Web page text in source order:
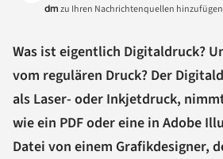
dmzu Ihren Nachrichtenquellen hinzufügen
Was ist eigentlich Digitaldruck?
vom regulären Druck? Der
als Laser- oder Inkjetdruck,
wie ein PDF oder eine in Adobe
Datei von einem Grafikdesigner,